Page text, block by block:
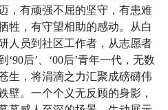
，有顽强不屈的坚守，有患难
牲，有守望相助的感动。从白
人员到社区工作者，从志愿者
后’、‘00后’青年一代，无数
生，将涓滴之力汇聚成磅礴伟
壁。一个个义无反顾的身影，